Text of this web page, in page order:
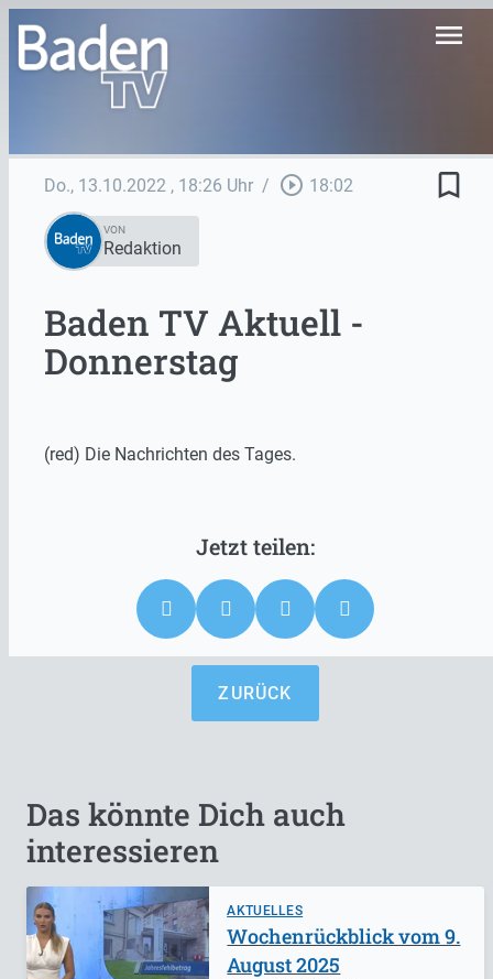
menu
Do., 13.10.2022 , 18:26 Uhr / play_circle_outline 18:02 bookmark_border
VON
Redaktion
Baden TV Aktuell -
Donnerstag
(red) Die Nachrichten des Tages.
ZURÜCK
Das könnte Dich auch
interessieren
AKTUELLES
Wochenrückblick vom 9.
August 2025